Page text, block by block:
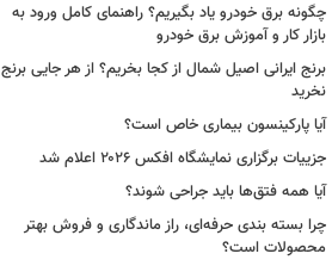
چگونه برق خودرو یاد بگیریم؟ راهنمای کامل ورود به
بازار کار و آموزش برق خودرو
برنج ایرانی اصیل شمال از کجا بخریم؟ از هر جایی برنج
نخرید
آیا پارکینسون بیماری خاص است؟
جزییات برگزاری نمایشگاه افکس ۲۰۲۶ اعلام شد
آیا همه فتق‌ها باید جراحی شوند؟
چرا بسته‌ بندی حرفه‌ای، راز ماندگاری و فروش بهتر
محصولات است؟